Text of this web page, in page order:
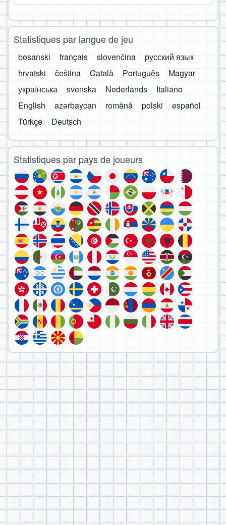
Statistiques par langue de jeu
bosanski français slovenčina
русский язык
hrvatski
čeština Català Português
Magyar
українська
svenska Nederlands
Italiano
English
azərbaycan română polski
español
Türkçe
Deutsch
Statistiques par pays de joueurs